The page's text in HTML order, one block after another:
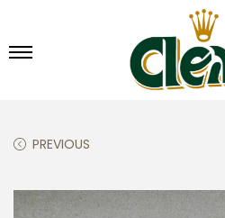
PREVIOUS